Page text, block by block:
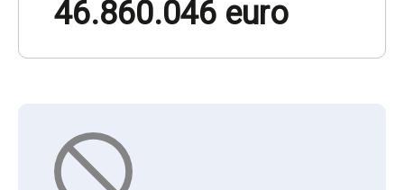
46.860.046 euro